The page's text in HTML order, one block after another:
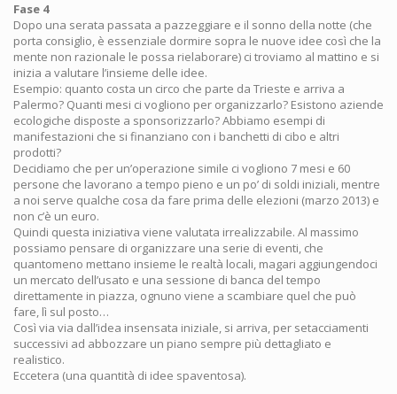
Fase 4
Dopo una serata passata a pazzeggiare e il sonno della notte (che
porta consiglio, è essenziale dormire sopra le nuove idee così che la
mente non razionale le possa rielaborare) ci troviamo al mattino e si
inizia a valutare l’insieme delle idee.
Esempio: quanto costa un circo che parte da Trieste e arriva a
Palermo? Quanti mesi ci vogliono per organizzarlo? Esistono aziende
ecologiche disposte a sponsorizzarlo? Abbiamo esempi di
manifestazioni che si finanziano con i banchetti di cibo e altri
prodotti?
Decidiamo che per un’operazione simile ci vogliono 7 mesi e 60
persone che lavorano a tempo pieno e un po’ di soldi iniziali, mentre
a noi serve qualche cosa da fare prima delle elezioni (marzo 2013) e
non c’è un euro.
Quindi questa iniziativa viene valutata irrealizzabile. Al massimo
possiamo pensare di organizzare una serie di eventi, che
quantomeno mettano insieme le realtà locali, magari aggiungendoci
un mercato dell’usato e una sessione di banca del tempo
direttamente in piazza, ognuno viene a scambiare quel che può
fare, lì sul posto…
Così via via dall’idea insensata iniziale, si arriva, per setacciamenti
successivi ad abbozzare un piano sempre più dettagliato e
realistico.
Eccetera (una quantità di idee spaventosa).